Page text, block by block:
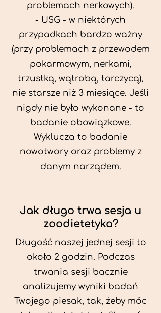
problemach nerkowych).
- USG - w niektórych
przypadkach bardzo ważny
(przy problemach z przewodem
pokarmowym, nerkami,
trzustką, wątrobą, tarczycą),
nie starsze niż 3 miesiące. Jeśli
nigdy nie było wykonane - to
badanie obowiązkowe.
Wyklucza to badanie
nowotwory oraz problemy z
danym narządem.
Jak długo trwa sesja u
zoodietetyka?
Długość naszej jednej sesji to
około 2 godzin. Podczas
trwania sesji bacznie
analizujemy wyniki badań
Twojego piesak, tak, żeby móc